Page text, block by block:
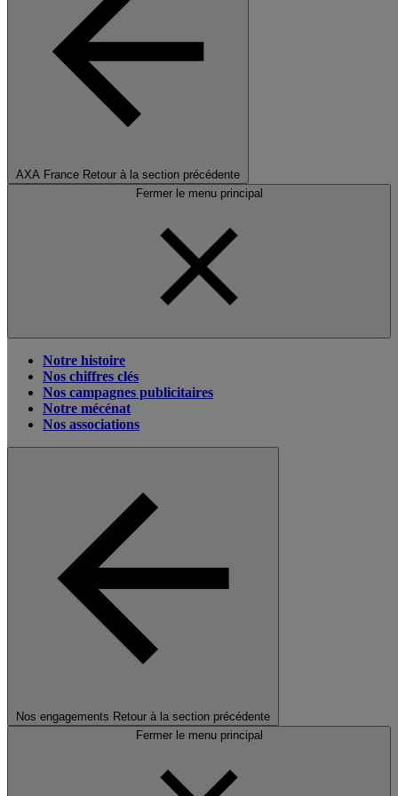
AXA France Retour à la section précédente
Fermer le menu principal
Notre histoire
Nos chiffres clés
Nos campagnes publicitaires
Notre mécénat
Nos associations
Nos engagements Retour à la section précédente
Fermer le menu principal